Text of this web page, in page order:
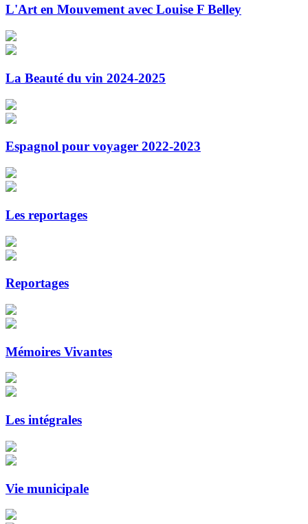
L'Art en Mouvement avec Louise F Belley
La Beauté du vin 2024-2025
Espagnol pour voyager 2022-2023
Les reportages
Reportages
Mémoires Vivantes
Les intégrales
Vie municipale